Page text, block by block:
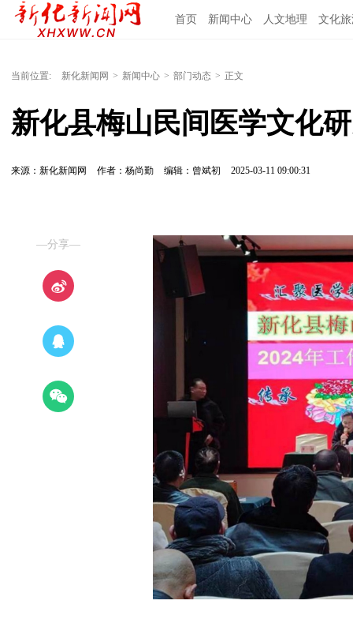
首页 新闻中心 人文地理 文化
当前位置: 新化新闻网 > 新闻中心 > 部门动态 > 正文
新化县梅山民间医学文化
来源：新化新闻网 作者：杨尚勤 编辑：曾斌初 2025-03-11 09:00:31
—分享—